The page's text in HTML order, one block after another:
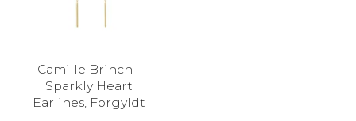
Camille Brinch -
Sparkly Heart
Earlines, Forgyldt